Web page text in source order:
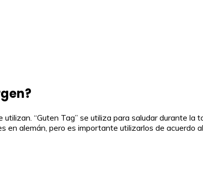
“Guten Tag” se utiliza para saludar durante la
en alemán, pero es importante utilizarlos de acuerdo